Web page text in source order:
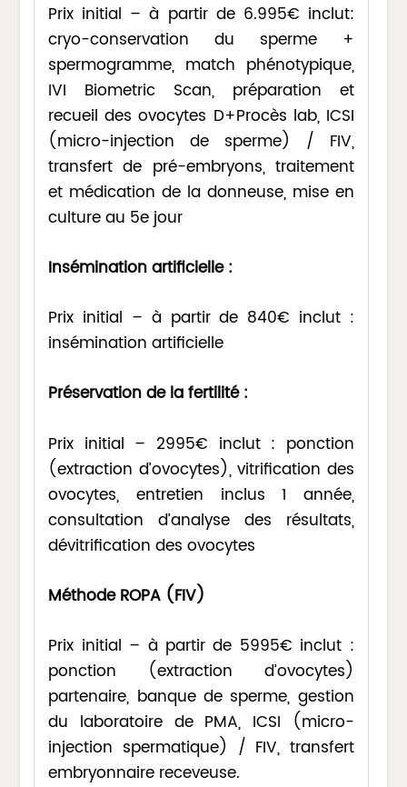
Prix initial – à partir de 6.995€ inclut:
cryo-conservation du sperme +
spermogramme, match phénotypique,
IVI Biometric Scan, préparation et
recueil des ovocytes D+Procès lab, ICSI
(micro-injection de sperme) / FIV,
transfert de pré-embryons, traitement
et médication de la donneuse, mise en
culture au 5e jour
Insémination artificielle :
Prix initial – à partir de 840€ inclut :
insémination artificielle
Préservation de la fertilité :
Prix initial – 2995€ inclut : ponction
(extraction d’ovocytes), vitrification des
ovocytes, entretien inclus 1 année,
consultation d’analyse des résultats,
dévitrification des ovocytes
Méthode ROPA (FIV)
Prix initial – à partir de 5995€ inclut :
ponction (extraction d’ovocytes)
partenaire, banque de sperme, gestion
du laboratoire de PMA, ICSI (micro-
injection spermatique) / FIV, transfert
embryonnaire receveuse.